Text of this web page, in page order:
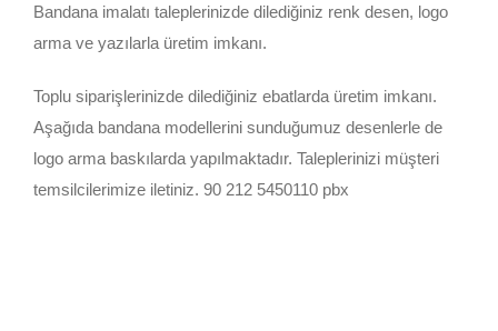
Bandana imalatı taleplerinizde dilediğiniz renk desen, logo
arma ve yazılarla üretim imkanı.
Toplu siparişlerinizde dilediğiniz ebatlarda üretim imkanı.
Aşağıda bandana modellerini sunduğumuz desenlerle de
logo arma baskılarda yapılmaktadır. Taleplerinizi müşteri
temsilcilerimize iletiniz. 90 212 5450110 pbx